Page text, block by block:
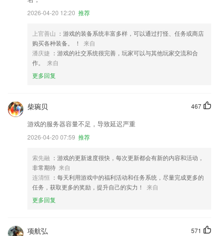
2026-04-20 12:20 推荐
上官善山 ：游戏的装备系统丰富多样，可以通过打怪、任务或商店
购买各种装备。 ！
来自
潘庆婕 ：游戏的社交系统很完善，玩家可以与其他玩家交流和合
作。
来自
更多回复
467
柴琬贝
游戏的服务器容量不足，导致延迟严重
2026-04-20 07:59 推荐
索先融 ：游戏的更新速度很快，每次更新都会有新的内容和活动，
非常期待 来自
连清恒 ：每天利用游戏中的福利活动和任务系统，尽量完成更多的
任务，获取更多的奖励，提升自己的实力！
来自
更多回复
571
项航弘